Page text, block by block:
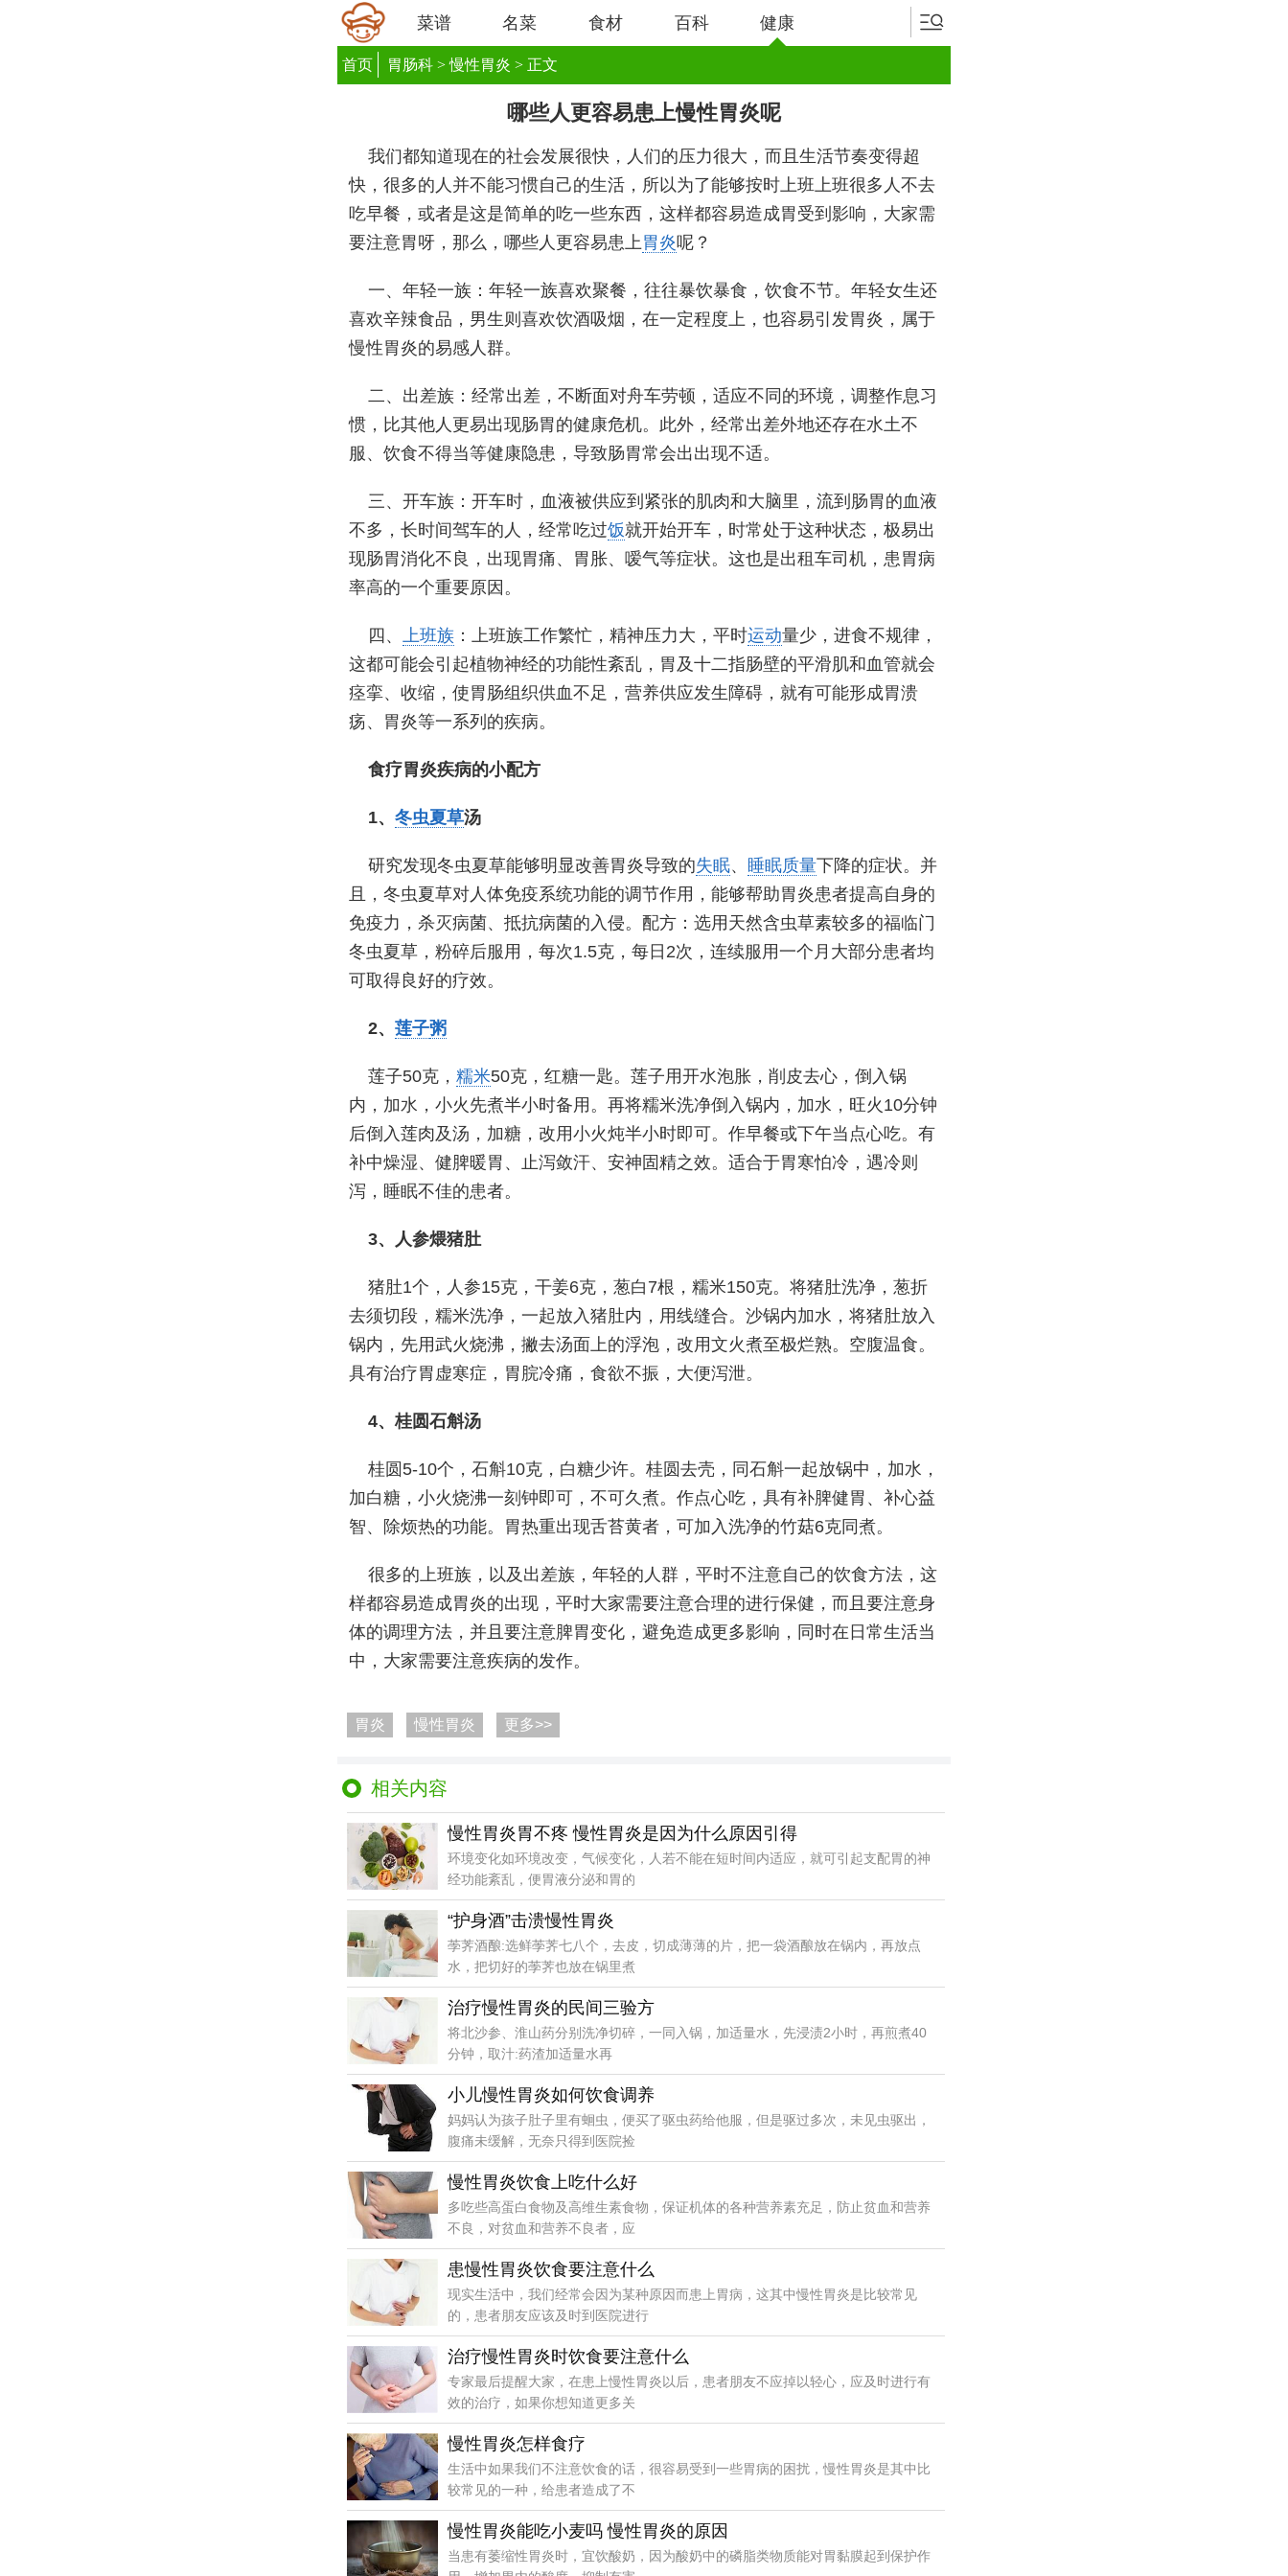
菜谱 名菜 食材 百科 健康
首页 胃肠科 >慢性胃炎 > 正文
哪些人更容易患上慢性胃炎呢
我们都知道现在的社会发展很快，人们的压力很大，而且生活节奏变得超
快，很多的人并不能习惯自己的生活，所以为了能够按时上班上班很多人不去
吃早餐，或者是这是简单的吃一些东西，这样都容易造成胃受到影响，大家需
要注意胃呀，那么，哪些人更容易患上胃炎呢？
一、年轻一族：年轻一族喜欢聚餐，往往暴饮暴食，饮食不节。年轻女生还
喜欢辛辣食品，男生则喜欢饮酒吸烟，在一定程度上，也容易引发胃炎，属于
慢性胃炎的易感人群。
二、出差族：经常出差，不断面对舟车劳顿，适应不同的环境，调整作息习
惯，比其他人更易出现肠胃的健康危机。此外，经常出差外地还存在水土不
服、饮食不得当等健康隐患，导致肠胃常会出出现不适。
三、开车族：开车时，血液被供应到紧张的肌肉和大脑里，流到肠胃的血液
不多，长时间驾车的人，经常吃过饭就开始开车，时常处于这种状态，极易出
现肠胃消化不良，出现胃痛、胃胀、嗳气等症状。这也是出租车司机，患胃病
率高的一个重要原因。
四、 上班族 ：上班族工作繁忙，精神压力大，平时运动量少，进食不规律，
这都可能会引起植物神经的功能性紊乱，胃及十二指肠壁的平滑肌和血管就会
痉挛、收缩，使胃肠组织供血不足，营养供应发生障碍，就有可能形成胃溃
疡、胃炎等一系列的疾病。
食疗胃炎疾病的小配方
1、 冬虫夏草汤
研究发现冬虫夏草能够明显改善胃炎导致的失眠、 睡眠质量下降的症状。并
且，冬虫夏草对人体免疫系统功能的调节作用，能够帮助胃炎患者提高自身的
免疫力，杀灭病菌、抵抗病菌的入侵。配方：选用天然含虫草素较多的福临门
冬虫夏草，粉碎后服用，每次1.5克，每日2次，连续服用一个月大部分患者均
可取得良好的疗效。
2、 莲子粥
莲子50克， 糯米50克，红糖一匙。莲子用开水泡胀，削皮去心，倒入锅
内，加水，小火先煮半小时备用。再将糯米洗净倒入锅内，加水，旺火10分钟
后倒入莲肉及汤，加糖，改用小火炖半小时即可。作早餐或下午当点心吃。有
补中燥湿、健脾暖胃、止泻敛汗、安神固精之效。适合于胃寒怕冷，遇冷则
泻，睡眠不佳的患者。
3、人参煨猪肚
猪肚1个，人参15克，干姜6克，葱白7根，糯米150克。将猪肚洗净，葱折
去须切段，糯米洗净，一起放入猪肚内，用线缝合。沙锅内加水，将猪肚放入
锅内，先用武火烧沸，撇去汤面上的浮泡，改用文火煮至极烂熟。空腹温食。
具有治疗胃虚寒症，胃脘冷痛，食欲不振，大便泻泄。
4、桂圆石斛汤
桂圆5-10个，石斛10克，白糖少许。桂圆去壳，同石斛一起放锅中，加水，
加白糖，小火烧沸一刻钟即可，不可久煮。作点心吃，具有补脾健胃、补心益
智、除烦热的功能。胃热重出现舌苔黄者，可加入洗净的竹菇6克同煮。
很多的上班族，以及出差族，年轻的人群，平时不注意自己的饮食方法，这
样都容易造成胃炎的出现，平时大家需要注意合理的进行保健，而且要注意身
体的调理方法，并且要注意脾胃变化，避免造成更多影响，同时在日常生活当
中，大家需要注意疾病的发作。
胃炎 慢性胃炎 更多>>
相关内容
慢性胃炎胃不疼 慢性胃炎是因为什么原因引得
环境变化如环境改变，气候变化，人若不能在短时间内适应，就可引起支配胃的神
经功能紊乱，便胃液分泌和胃的
“护身酒”击溃慢性胃炎
荸荠酒酿:选鲜荸荠七八个，去皮，切成薄薄的片，把一袋酒酿放在锅内，再放点
水，把切好的荸荠也放在锅里煮
治疗慢性胃炎的民间三验方
将北沙参、淮山药分别洗净切碎，一同入锅，加适量水，先浸渍2小时，再煎煮40
分钟，取汁:药渣加适量水再
小儿慢性胃炎如何饮食调养
妈妈认为孩子肚子里有蛔虫，便买了驱虫药给他服，但是驱过多次，未见虫驱出，
腹痛未缓解，无奈只得到医院捡
慢性胃炎饮食上吃什么好
多吃些高蛋白食物及高维生素食物，保证机体的各种营养素充足，防止贫血和营养
不良，对贫血和营养不良者，应
患慢性胃炎饮食要注意什么
现实生活中，我们经常会因为某种原因而患上胃病，这其中慢性胃炎是比较常见
的，患者朋友应该及时到医院进行
治疗慢性胃炎时饮食要注意什么
专家最后提醒大家，在患上慢性胃炎以后，患者朋友不应掉以轻心，应及时进行有
效的治疗，如果你想知道更多关
慢性胃炎怎样食疗
生活中如果我们不注意饮食的话，很容易受到一些胃病的困扰，慢性胃炎是其中比
较常见的一种，给患者造成了不
慢性胃炎能吃小麦吗 慢性胃炎的原因
当患有萎缩性胃炎时，宜饮酸奶，因为酸奶中的磷脂类物质能对胃黏膜起到保护作